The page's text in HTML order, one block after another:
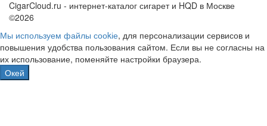
CigarCloud.ru - интернет-каталог сигарет и HQD в Москве
©2026
Мы используем файлы сооkіе, для персонализации сервисов и
повышения удобства пользования сайтом. Если вы не согласны на
их использование, поменяйте настройки браузера.
Окей